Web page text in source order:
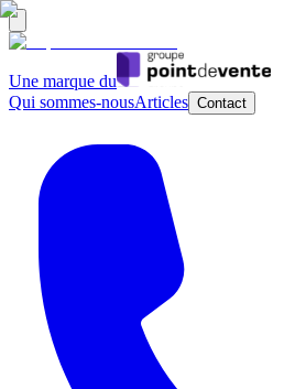
Une marque du
Qui sommes-nousArticles Contact